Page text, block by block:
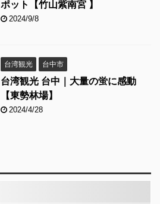
ポット【竹山紫南宮 】
2024/9/8
台湾観光 台中市
台湾観光 台中｜大量の蛍に感動
【東勢林場】
2024/4/28